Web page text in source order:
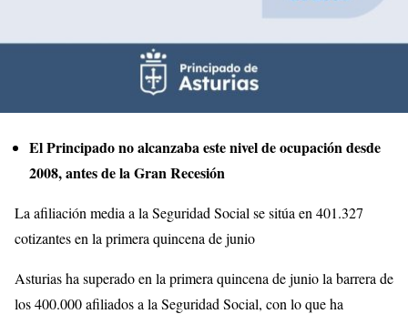
El Principado no alcanzaba este nivel de ocupación desde
2008, antes de la Gran Recesión
La afiliación media a la Seguridad Social se sitúa en 401.327
cotizantes en la primera quincena de junio
Asturias ha superado en la primera quincena de junio la barrera de
los 400.000 afiliados a la Seguridad Social, con lo que ha